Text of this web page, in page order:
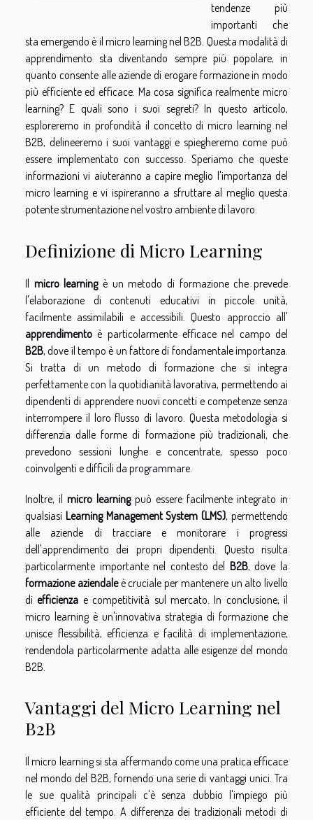
tendenze più
importanti che
sta emergendo è il micro learning nel B2B. Questa modalità di
apprendimento sta diventando sempre più popolare, in
quanto consente alle aziende di erogare formazione in modo
più efficiente ed efficace. Ma cosa significa realmente micro
learning? E quali sono i suoi segreti? In questo articolo,
esploreremo in profondità il concetto di micro learning nel
B2B, delineeremo i suoi vantaggi e spiegheremo come può
essere implementato con successo. Speriamo che queste
informazioni vi aiuteranno a capire meglio l'importanza del
micro learning e vi ispireranno a sfruttare al meglio questa
potente strumentazione nel vostro ambiente di lavoro.
Definizione di Micro Learning
Il micro learningè un metodo di formazione che prevede
l'elaborazione di contenuti educativi in piccole unità,
facilmente assimilabili e accessibili. Questo approccio all'
apprendimento è particolarmente efficace nel campo del
B2B, dove il tempo è un fattore di fondamentale importanza.
Si tratta di un metodo di formazione che si integra
perfettamente con la quotidianità lavorativa, permettendo ai
dipendenti di apprendere nuovi concetti e competenze senza
interrompere il loro flusso di lavoro. Questa metodologia si
differenzia dalle forme di formazione più tradizionali, che
prevedono sessioni lunghe e concentrate, spesso poco
coinvolgenti e difficili da programmare.
Inoltre, il micro learningpuò essere facilmente integrato in
qualsiasi Learning Management System (LMS), permettendo
alle aziende di tracciare e monitorare i progressi
dell'apprendimento dei propri dipendenti. Questo risulta
particolarmente importante nel contesto del B2B, dove la
formazione aziendaleè cruciale per mantenere un alto livello
diefficienza e competitività sul mercato. In conclusione, il
micro learning è un'innovativa strategia di formazione che
unisce flessibilità, efficienza e facilità di implementazione,
rendendola particolarmente adatta alle esigenze del mondo
B2B.
Vantaggi del Micro Learning nel
B2B
Il micro learning si sta affermando come una pratica efficace
nel mondo del B2B, fornendo una serie di vantaggi unici. Tra
le sue qualità principali c'è senza dubbio l'impiego più
efficiente del tempo. A differenza dei tradizionali metodi di